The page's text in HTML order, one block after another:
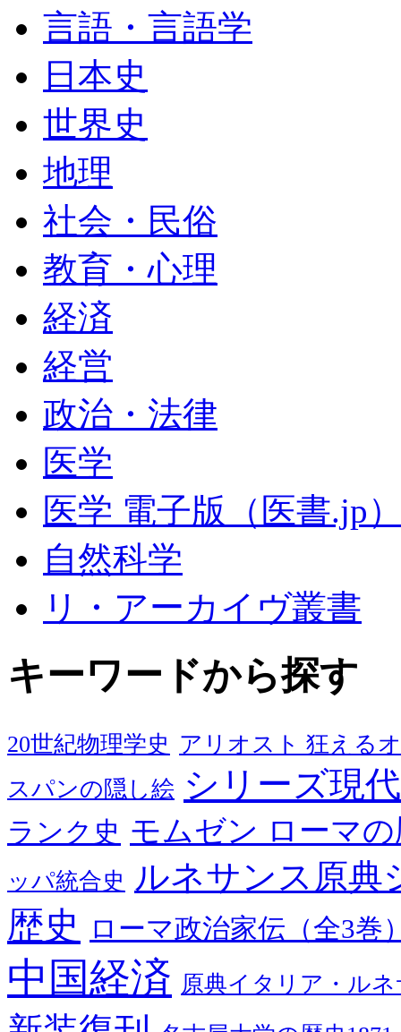
言語・言語学
日本史
世界史
地理
社会・民俗
教育・心理
経済
経営
政治・法律
医学
医学 電子版（医書.jp
自然科学
リ・アーカイヴ叢書
キーワードから探す
20世紀物理学史 アリオスト 狂える
スパンの隠し絵 シリーズ現
ランク史 モムゼン ローマ
ッパ統合史 ルネサンス原典
歴史 ローマ政治家伝（全3巻
中国経済 原典イタリア・ル